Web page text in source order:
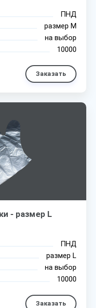
ПНД
размер М
на выбор
10000
Заказать
- размер L
ПНД
размер L
на выбор
10000
Заказать